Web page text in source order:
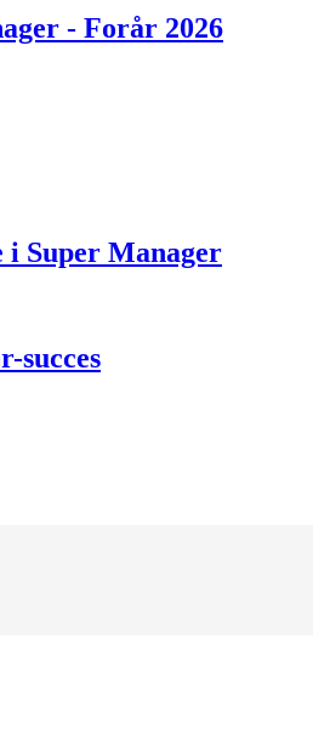
- Forår 2026
i Super Manager
succes